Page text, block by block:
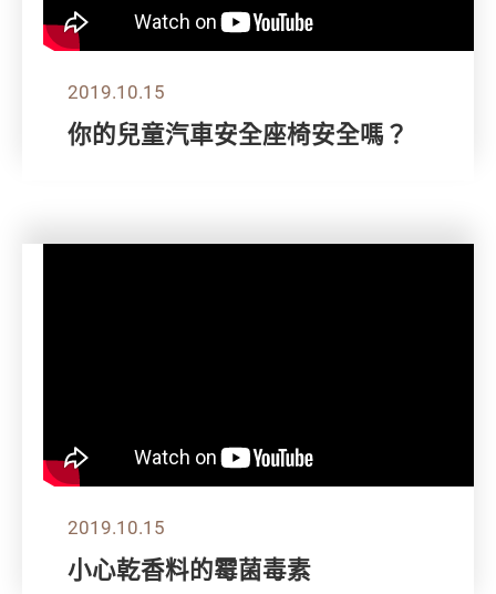
2019.10.15
你的兒童汽車安全座椅安全嗎？
2019.10.15
小心乾香料的霉菌毒素